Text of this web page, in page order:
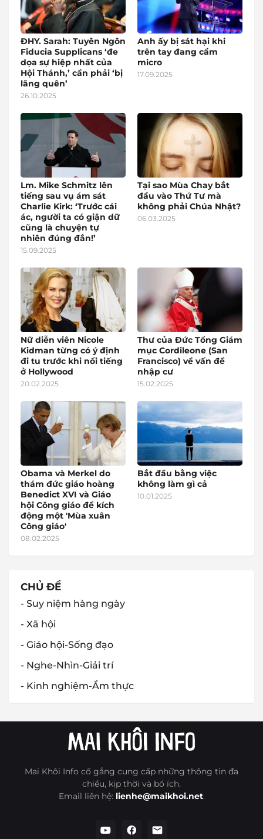
ĐHY. Sarah: Tuyên Ngôn
Fiducia Supplicans ‘đe
dọa sự hiệp nhất của
Hội Thánh,’ cần phải ‘bị
lãng quên’
26.10.2025
Anh ấy bị sát hại khi
trên tay đang cầm
micro
17.09.2025
Lm. Mike Schmitz lên
tiếng sau vụ ám sát
Charlie Kirk: ‘Trước cái
ác, người ta có giận dữ
cũng là chuyện tự
nhiên đúng đắn!’
15.09.2025
Tại sao Mùa Chay bắt
đầu vào Thứ Tư mà
không phải Chúa Nhật?
06.03.2025
Nữ diễn viên Nicole
Kidman từng có ý định
đi tu trước khi nổi tiếng
ở Hollywood
20.02.2025
Thư của Đức Tổng Giám
mục Cordileone (San
Francisco) về vấn đề
nhập cư
15.02.2025
Obama và Merkel do
thám đức giáo hoàng
Benedict XVI và Giáo
hội Công giáo để kích
động một 'Mùa xuân
Công giáo'
08.02.2025
Bắt đầu bằng việc
không làm gì cả
10.01.2025
CHỦ ĐỀ
- Suy niệm hàng ngày
- Xã hội
- Giáo hội-Sống đạo
- Nghe-Nhìn-Giải trí
- Kinh nghiệm-Ẩm thực
Mai Khôi Info cố gắng cung cấp những thông tin đa
chiều, kịp thời và bổ ích.
Email liên hệ: lienhe@maikhoi.net.